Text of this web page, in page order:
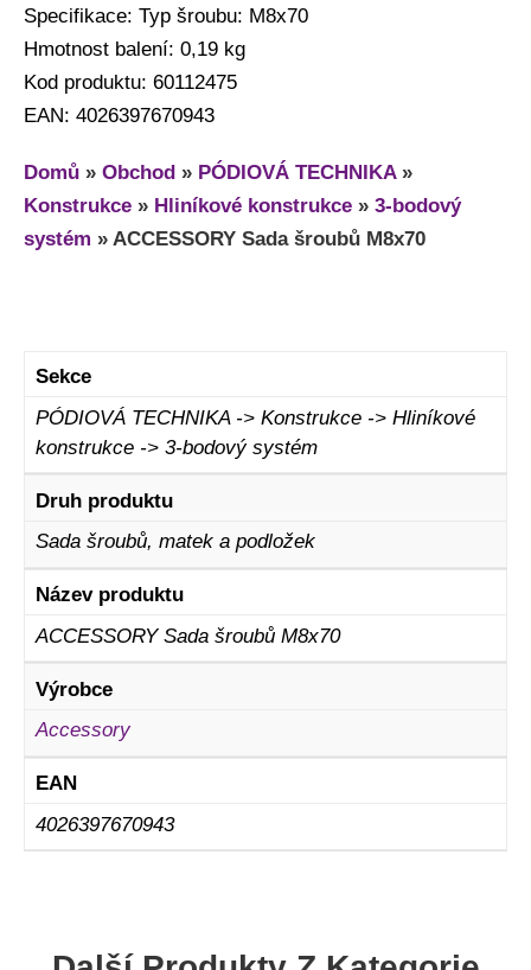
Specifikace: Typ šroubu: M8x70
Hmotnost balení: 0,19 kg
Kod produktu: 60112475
EAN: 4026397670943
Domů » Obchod » PÓDIOVÁ TECHNIKA»
Konstrukce » Hliníkové konstrukce » 3-bodový
systém » ACCESSORY Sada šroubů M8x70
Sekce
PÓDIOVÁ TECHNIKA -> Konstrukce -> Hliníkové
konstrukce -> 3-bodový systém
Druh produktu
Sada šroubů, matek a podložek
Název produktu
ACCESSORY Sada šroubů M8x70
Výrobce
Accessory
EAN
4026397670943